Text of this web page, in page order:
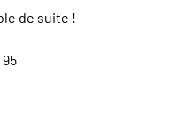
de suite !
95